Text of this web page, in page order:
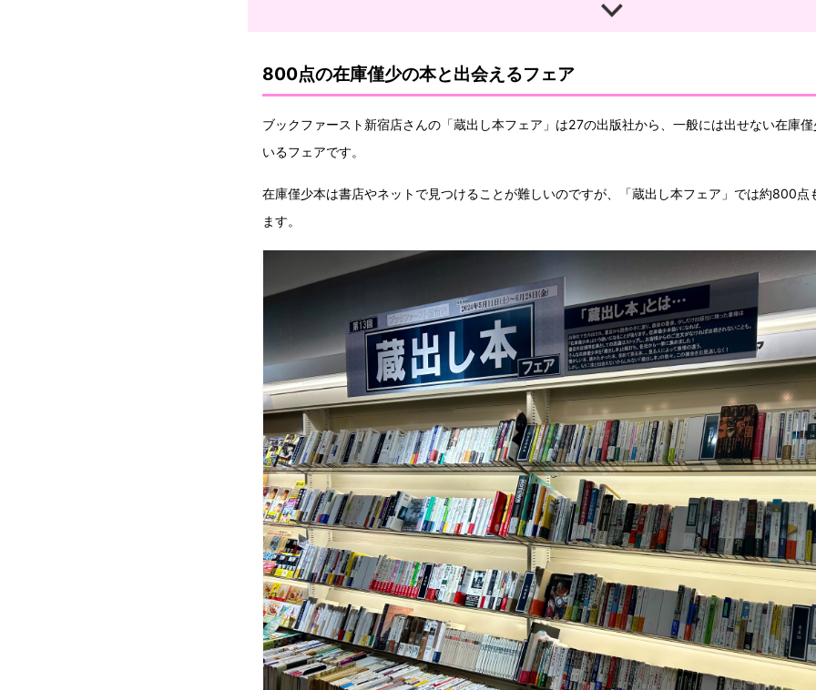
800点の在庫僅少の本と出会えるフェア
ブックファースト新宿店さんの「蔵出し本フェア」は27の出版社から、一般には出せない在庫
いるフェアです。
在庫僅少本は書店やネットで見つけることが難しいのですが、「蔵出し本フェア」では約800点
ます。